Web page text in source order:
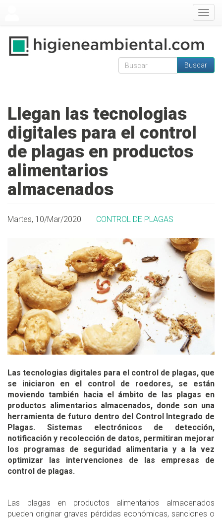
Formulario de
Buscar
Llegan las tecnologias
digitales para el control
de plagas en productos
alimentarios
almacenados
Martes, 10/Mar/2020 CONTROL DE PLAGAS
Las tecnologias digitales para el control de plagas, que
se iniciaron en el control de roedores, se están
moviendo también hacia el ámbito de las plagas en
productos alimentarios almacenados, donde son una
herramienta de futuro dentro del Control Integrado de
Plagas. Sistemas electrónicos de detección,
notificación y recolección de datos, permitiran mejorar
los programas de seguridad alimentaria y a la vez
optimizar las intervenciones de las empresas de
control de plagas.
Las plagas en productos alimentarios almacenados
pueden originar graves pérdidas económicas, sanciones o